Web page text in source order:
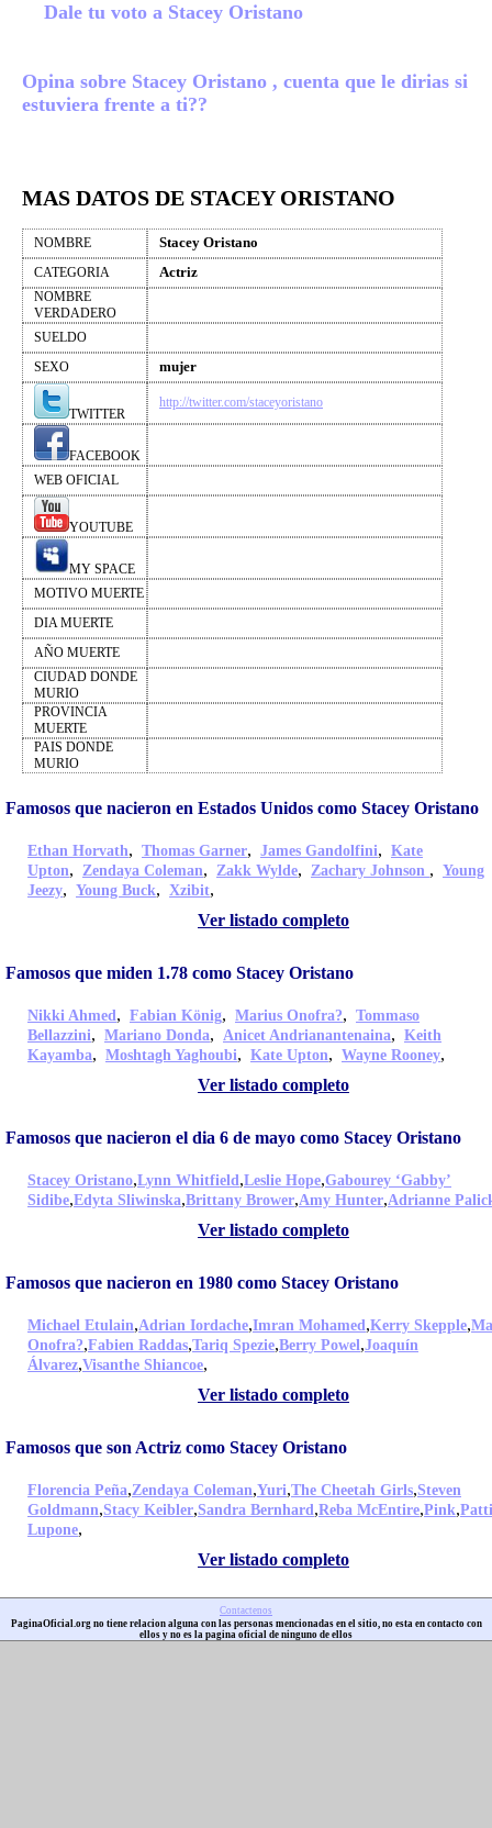
Dale tu voto a Stacey Oristano
Opina sobre Stacey Oristano , cuenta que le dirias si
estuviera frente a ti??
MAS DATOS DE STACEY ORISTANO
NOMBRE Stacey Oristano
CATEGORIA Actriz
NOMBRE
VERDADERO
SUELDO
SEXO
mujer
TWITTER
http://twitter.com/staceyoristano
FACEBOOK
WEB OFICIAL
YOUTUBE
MY SPACE
MOTIVO MUERTE
DIA MUERTE
AÑO MUERTE
CIUDAD DONDE
MURIO
PROVINCIA
MUERTE
PAIS DONDE
MURIO
Famosos que nacieron en Estados Unidos como Stacey Oristano
Ethan Horvath, Thomas Garner, James Gandolfini, Kate
Upton, Zendaya Coleman, Zakk Wylde, Zachary Johnson , Young
Jeezy, Young Buck, Xzibit,
Ver listado completo
Famosos que miden 1.78 como Stacey Oristano
Nikki Ahmed, Fabian König, Marius Onofra?, Tommaso
Bellazzini, Mariano Donda, Anicet Andrianantenaina, Keith
Kayamba, Moshtagh Yaghoubi, Kate Upton, Wayne Rooney,
Ver listado completo
Famosos que nacieron el dia 6 de mayo como Stacey Oristano
Stacey Oristano,Lynn Whitfield,Leslie Hope,Gabourey ‘Gabby’
Sidibe,Edyta Sliwinska,Brittany Brower,Amy Hunter,Adrianne
Ver listado completo
Famosos que nacieron en 1980 como Stacey Oristano
Michael Etulain,Adrian Iordache,Imran Mohamed,Kerry Skepple,
Onofra?,Fabien Raddas,Tariq Spezie,Berry Powel,Joaquín
Álvarez,Visanthe Shiancoe,
Ver listado completo
Famosos que son Actriz como Stacey Oristano
Florencia Peña,Zendaya Coleman,Yuri,The Cheetah Girls,Steven
Goldmann,Stacy Keibler,Sandra Bernhard,Reba McEntire,Pink,Patti
Lupone,
Ver listado completo
Contactenos
PaginaOficial.org no tiene relacion alguna con las personas mencionadas en el sitio, no esta en contacto con
ellos y no es la pagina oficial de ninguno de ellos